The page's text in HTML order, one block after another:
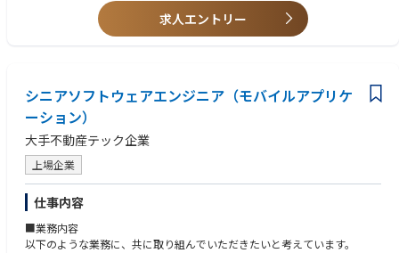
1案件の調査から売却までの期間は9～12ヶ月程がほとんどで、2年以上か
かることもあります。
■オークション手法
一般的な売却手法だけでなく、先進的なオークションにより、効率的な集
客が可能です。また、より適切な価格で、より精度の高いマッチングを実
現でき厚い信頼を頂いています。
※一気通貫で案件を担当し、自身のスキルで完遂することが求められるポ
ジションです。
求人エントリー
シニアソフトウェアエンジニア（モバイルアプリケ
ーション）
大手不動産テック企業
上場企業
仕事内容
■業務内容
以下のような業務に、共に取り組んでいただきたいと考えています。